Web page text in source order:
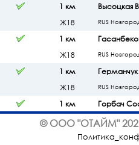
1 км
Ж18
Высоцкая
RUS
1 км
Ж18
RUS
1 км
Ж18
RUS
1 км
Ж18
Горбач
RUS
Гусарова
© ООО "ОТАЙМ"